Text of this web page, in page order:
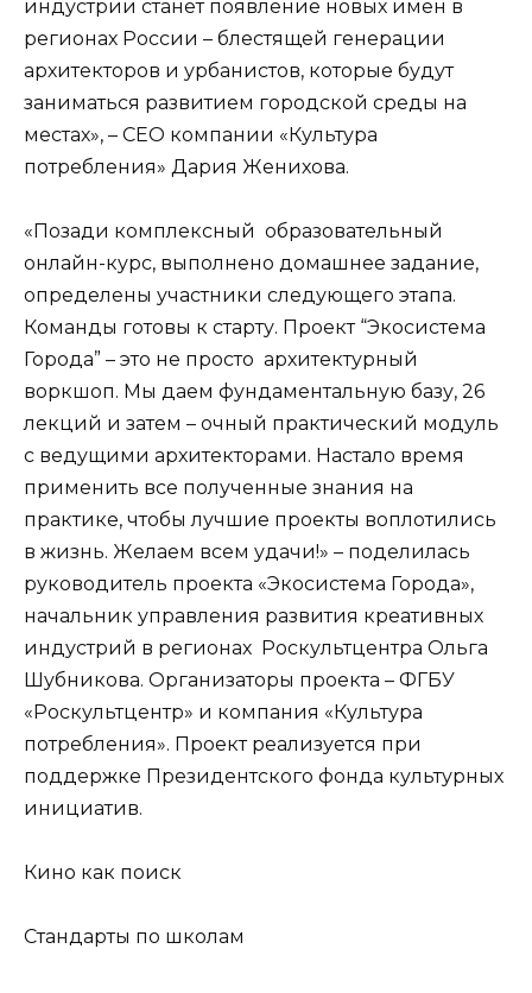
индустрии станет появление новых имен в
регионах России – блестящей генерации
архитекторов и урбанистов, которые будут
заниматься развитием городской среды на
местах», – СЕО компании «Культура
потребления» Дария Женихова.
«Позади комплексный образовательный
онлайн-курс, выполнено домашнее задание,
определены участники следующего этапа.
Команды готовы к старту. Проект “Экосистема
Города” – это не просто архитектурный
воркшоп. Мы даем фундаментальную базу, 26
лекций и затем – очный практический модуль
с ведущими архитекторами. Настало время
применить все полученные знания на
практике, чтобы лучшие проекты воплотились
в жизнь. Желаем всем удачи!» – поделилась
руководитель проекта «Экосистема Города»,
начальник управления развития креативных
индустрий в регионах Роскультцентра Ольга
Шубникова. Организаторы проекта – ФГБУ
«Роскультцентр» и компания «Культура
потребления». Проект реализуется при
поддержке Президентского фонда культурных
инициатив.
Кино как поиск
Стандарты по школам